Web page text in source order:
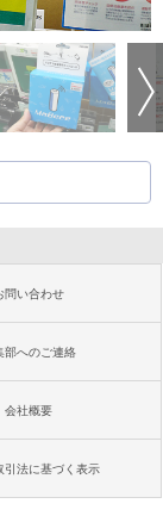
問い合わせ
部へのご連絡
会社概要
引法に基づく表示